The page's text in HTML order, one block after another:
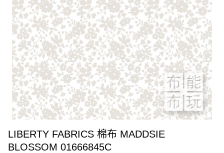
LIBERTY FABRICS 棉布 MADDSIE
BLOSSOM 01666845C